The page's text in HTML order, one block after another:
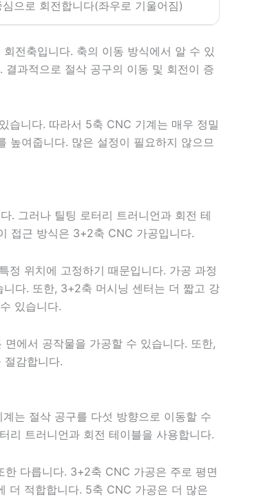
으로 회전합니다(좌우로 기울어짐)
전축입니다. 축의 이동 방식에서 알 수 있
과적으로 절삭 공구의 이동 및 회전이 증
습니다. 따라서 5축 CNC 기계는 매우 정밀
높여줍니다. 많은 설정이 필요하지 않으므
. 그러나 틸팅 로터리 트러니언과 회전 테
접근 방식은 3+2축 CNC 가공입니다.
정 위치에 고정하기 때문입니다. 가공 과정
다. 또한, 3+2축 머시닝 센터는 더 짧고 강
있습니다.
에서 공작물을 가공할 수 있습니다. 또한,
감합니다.
는 절삭 공구를 다섯 방향으로 이동할 수
리 트러니언과 회전 테이블을 사용합니다.
다릅니다. 3+2축 CNC 가공은 주로 평면
더 적합합니다. 5축 CNC 가공은 더 많은